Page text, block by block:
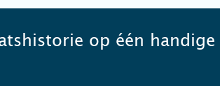
op één handige